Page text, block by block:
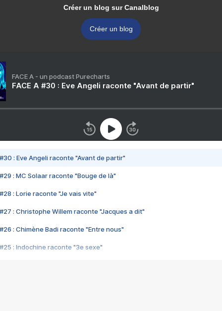
Créer un blog sur Canalblog
Créer un blog
FACE A - un podcast Purecharts
FACE A #30 : Eve Angeli raconte "Avant de partir"
#30 : Eve Angeli raconte "Avant de partir"
#29 : MC Solaar raconte "Bouge de là"
#28 : Lorie raconte "Je vais vite"
#27 : Christophe Willem raconte "Jacques a dit"
#26 : Chimène Badi raconte "Entre nous"
#25 : Indochine raconte "3e sexe"